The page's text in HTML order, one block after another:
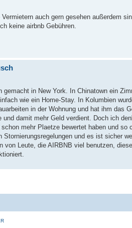
auch gern gesehen außerdem
keine airbnb Gebühren.
in New York. In Chinatown ein
wie ein Home-Stay. In Kolumbien
in der Wohnung und hat ihm das
damit mehr Geld verdient. Doch ich
mehr Plaetze bewertet haben und
und es ist sicher
Leute, die AIRBNB viel benutzen,